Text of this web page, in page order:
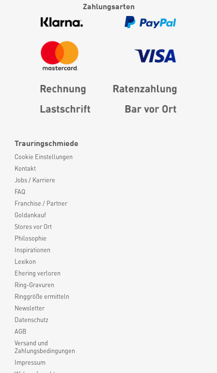
Trauringschmiede
Cookie Einstellungen
Kontakt
Jobs / Karriere
FAQ
Franchise / Partner
Goldankauf
Stores vor Ort
Philosophie
Inspirationen
Lexikon
Ehering verloren
Ring-Gravuren
Ringgröße ermitteln
Newsletter
Datenschutz
AGB
Versand und
Zahlungsbedingungen
Impressum
Zahlungsarten